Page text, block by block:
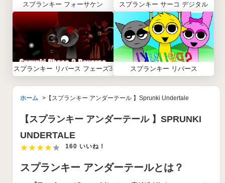
スプランキー フォーサケン スプランキー サーコ デジタル
スプランキー リバース フェーズ3 スプランキー リバース
ホーム 【スプランキー アンダーテール 】Sprunki Undertale
【スプランキー アンダーテール 】SPRUNKI
UNDERTALE
160 いいね！
スプランキー アンダーテールとは？